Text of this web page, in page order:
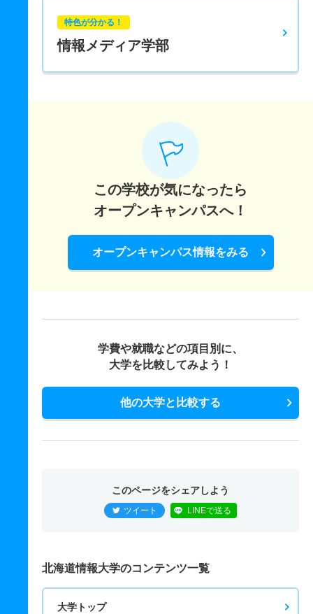
特色が分かる！
情報メディア学部
この学校が気になったら
オープンキャンパスへ！
オープンキャンパス情報をみる
学費や就職などの項目別に、
大学を比較してみよう！
他の大学と比較する
このページをシェアしよう
ツイート LINEで送る
北海道情報大学のコンテンツ一覧
大学トップ